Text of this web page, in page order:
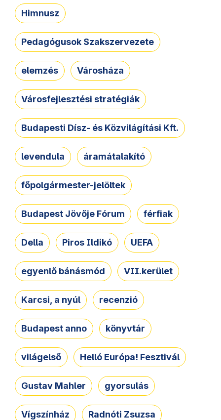
Himnusz
Pedagógusok Szakszervezete
elemzés Városháza
Városfejlesztési stratégiák
Budapesti Dísz- és Közvilágítási Kft.
levendula áramátalakító
főpolgármester-jelöltek
Budapest Jövője Fórum férfiak
Della Piros Ildikó UEFA
egyenlő bánásmód VII.kerület
Karcsi, a nyúl recenzió
Budapest anno könyvtár
világelső Helló Európa! Fesztivál
Gustav Mahler gyorsulás
Vígszínház Radnóti Zsuzsa